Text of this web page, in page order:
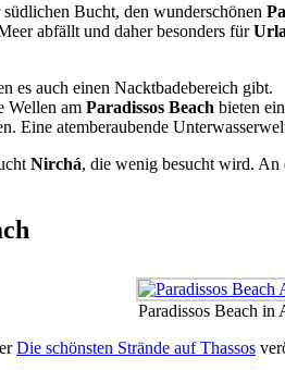
Bucht, den wunderschönen
abfällt und daher besonders für
es auch einen Nacktbadebereich gibt.
Wellen am Paradissos Beach bieten
Eine atemberaubende
Nirchá, die wenig besucht wird. An
Paradissos Beach in
Die schönsten Strände auf Thassos